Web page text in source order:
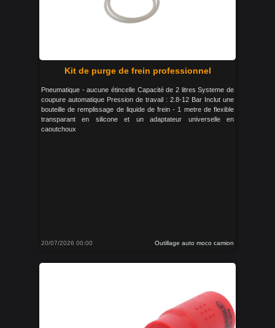
Kit de purge de frein professionnel
Pneumatique - aucune étincelle Capacité de 2 litres Systeme de
coupure automatique Pression de travail : 2.8-12 Bar Inclut une
bouteille de remplissage de liquide de frein - 1 metre de flexible
transparant en silicone et un adaptateur universelle en
caoutchoux
20/07/2026 00:00 Outillage auto moco camion